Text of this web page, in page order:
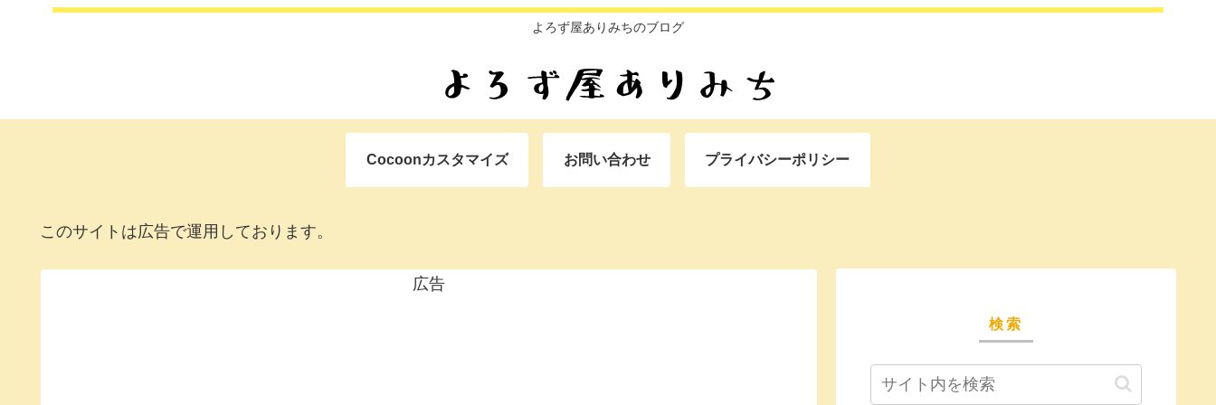
よろず屋ありみちのブログ
Cocoonカスタマイズ お問い合わせ プライバシーポリシー
このサイトは広告で運用しております。
広告
検索